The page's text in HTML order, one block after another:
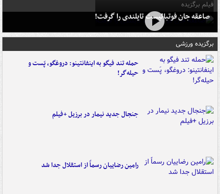
فیلم برگزیده
صاعقه جان فوتبالیست تایلندی را گرفت!
برگزیده ورزشی
حمله تند فیگو به اینفانتینو: دروغگو، پَست‌ و
حیله‌گر!
جنجال جدید نیمار در برزیل +فیلم
رامین رضاییان رسماً از استقلال جدا شد